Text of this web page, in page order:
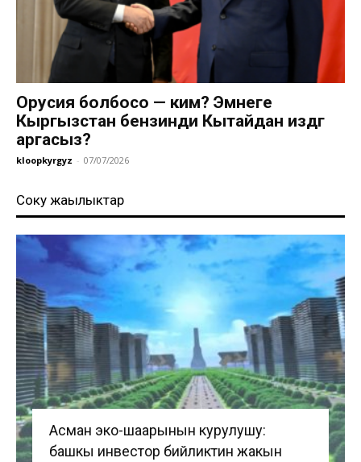
Орусия болбосо — ким? Эмнеге
Кыргызстан бензинди Кытайдан издөөгө
аргасыз?
kloopkyrgyz - 07/07/2026
Соңку жаңылыктар
Асман эко-шаарынын курулушу:
башкы инвестор бийликтин жакын